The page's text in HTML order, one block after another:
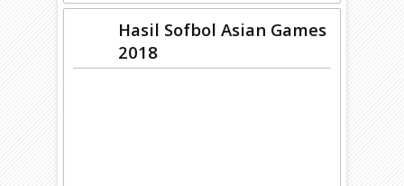
Hasil Sofbol Asian Games
2018